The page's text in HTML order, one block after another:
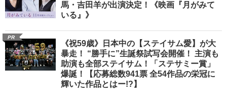
馬・吉田羊が出演決定！《映画『月がみて
いる』》
PR
《祝59歳》日本中の【ステイサム愛】が大
暴走！ “勝手に”生誕祭試写会開催！ 主演も
助演も全部ステイサム！「ステサミー賞」
爆誕！【応募総数941票 全54作品の栄冠に
輝いた作品とはー!?】